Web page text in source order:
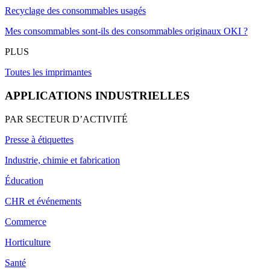
Recyclage des consommables usagés
Mes consommables sont-ils des consommables originaux OKI ?
PLUS
Toutes les imprimantes
APPLICATIONS INDUSTRIELLES
PAR SECTEUR D’ACTIVITÉ
Presse à étiquettes
Industrie, chimie et fabrication
Éducation
CHR et événements
Commerce
Horticulture
Santé